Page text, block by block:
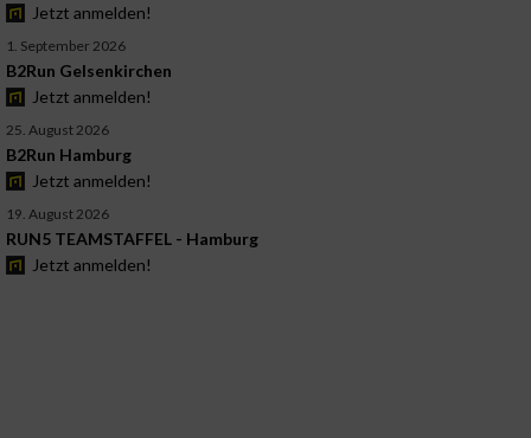
Jetzt anmelden!
1. September 2026
B2Run Gelsenkirchen
Jetzt anmelden!
25. August 2026
B2Run Hamburg
Jetzt anmelden!
19. August 2026
RUN5 TEAMSTAFFEL - Hamburg
Jetzt anmelden!